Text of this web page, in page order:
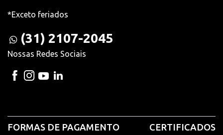
*Exceto feriados
(31) 2107-2045
Nossas Redes Sociais
FORMAS DE PAGAMENTO CERTIFICADOS